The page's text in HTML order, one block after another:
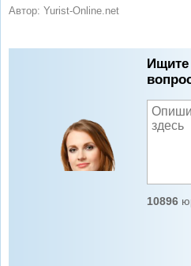
Автор: Yurist-Online.net
Ищите
10896